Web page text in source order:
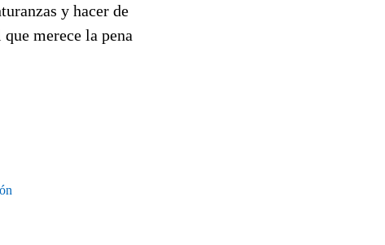
y hacer de
merece la pena